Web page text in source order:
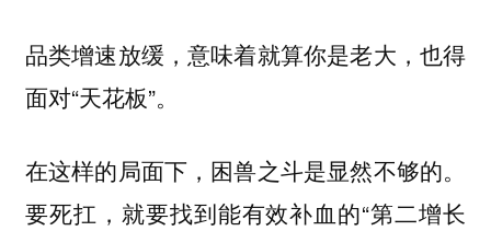
品类增速放缓，意味着就算你是老大，也得
面对“天花板”。
在这样的局面下，困兽之斗是显然不够的。
要死扛，就要找到能有效补血的“第二增长